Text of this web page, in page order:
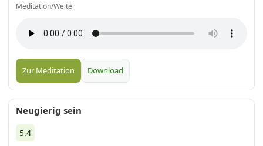
Meditation/Weite
Zur Meditation Download
Neugierig sein
5.4